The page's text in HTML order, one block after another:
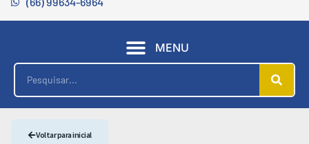
MENU
Voltar para inicial